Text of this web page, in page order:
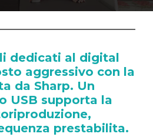
dedicati al digital
aggressivo con la
da Sharp. Un
USB supporta la
prestabilita.